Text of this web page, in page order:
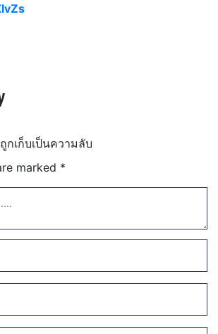
กเก็บเป็นความลับ
marked *